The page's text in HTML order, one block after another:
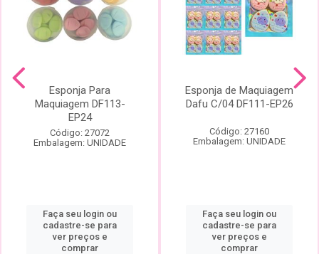
Esponja Para
Maquiagem DF113-
EP24
Código: 27072
Embalagem: UNIDADE
Faça seu login ou
cadastre-se para
ver preços e
comprar
Esponja de Maquiagem
Dafu C/04 DF111-EP26
Código: 27160
Embalagem: UNIDADE
Faça seu login ou
cadastre-se para
ver preços e
comprar